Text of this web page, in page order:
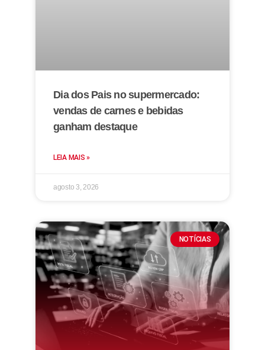
Dia dos Pais no supermercado:
vendas de carnes e bebidas
ganham destaque
LEIA MAIS »
agosto 3, 2026
NOTÍCIAS